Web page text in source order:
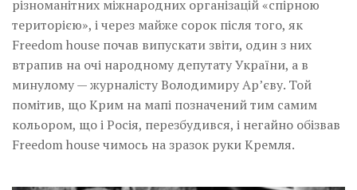
різноманітних міжнародних організацій «спірною
територією», і через майже сорок після того, як
Freedom house почав випускати звіти, один з них
втрапив на очі народному депутату України, а в
минулому — журналісту Володимиру Ар’єву. Той
помітив, що Крим на мапі позначений тим самим
кольором, що і Росія, перезбудився, і негайно обізвав
Freedom house чимось на зразок руки Кремля.